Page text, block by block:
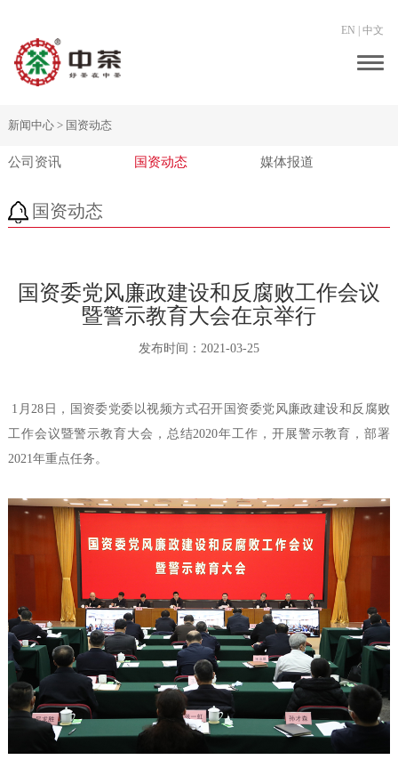
EN 中文
新闻中心 > 国资动态
公司资讯 国资动态 媒体报道
国资动态
国资委党风廉政建设和反腐败工作会议
暨警示教育大会在京举行
发布时间： 2021-03-25
1月28日，国资委党委以视频方式召开国资委党风廉政建设和反腐败
工作会议暨警示教育大会，总结2020年工作，开展警示教育，部署
2021年重点任务。